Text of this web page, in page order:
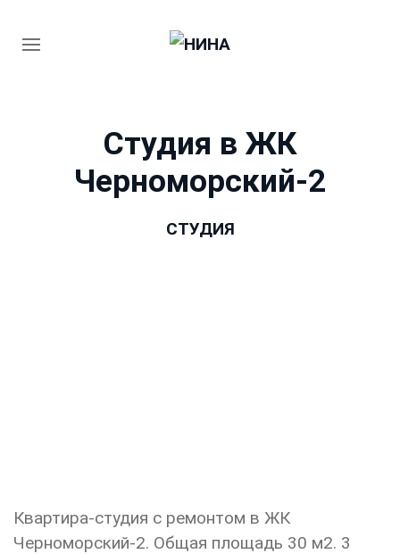
Студия в ЖК
Черноморский-2
СТУДИЯ
Квартира-студия с ремонтом в ЖК
Черноморский-2. Общая площадь 30 м2. 3